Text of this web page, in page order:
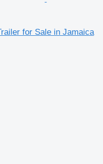
for Sale in Jamaica